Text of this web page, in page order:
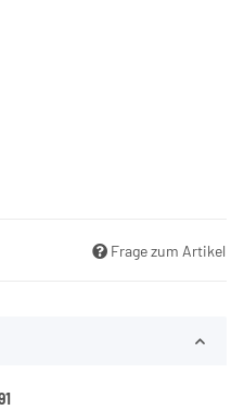
Frage zum Artikel